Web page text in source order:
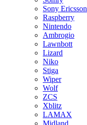
Sony Ericsson
Raspberry
Nintendo
Ambrogio
Lawnbott
Lizard
Niko
Stiga
Wiper
Wolf
ZCS
Xblitz
LAMAX
Midland